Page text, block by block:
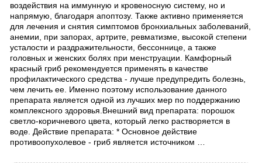
воздействия на иммунную и кровеносную систему, но и
напрямую, благодаря апоптозу. Также активно применяется
для лечения и снятия симптомов бронхиальных заболеваний,
анемии, при запорах, артрите, ревматизме, высокой степени
усталости и раздражительности, бессоннице, а также
головных и женских болях при менструации. Камфорный
красный гриб рекомендуется применять в качестве
профилактического средства - лучше предупредить болезнь,
чем лечить ее. Именно поэтому использование данного
препарата является одной из лучших мер по поддержанию
комплексного здоровья.Внешний вид препарата: порошок
светло-коричневого цвета, который легко растворяется в
воде. Действие препарата: * Основное действие
противоопухолевое - гриб является источником …